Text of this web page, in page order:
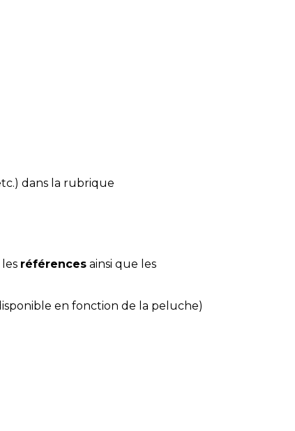
dans la rubrique
références ainsi que les
en fonction de la peluche)